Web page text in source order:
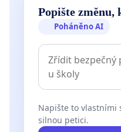
Popište změnu,
Poháněno AI
Napište to vlastními
silnou petici.